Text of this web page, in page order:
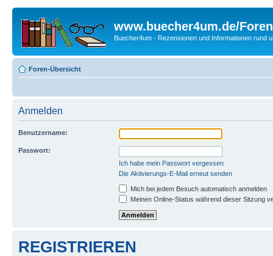
www.buecher4um.de/Foren
Buecher4um - Rezensionen und Informationen rund
Foren-Übersicht
Anmelden
Benutzername:
Passwort:
Ich habe mein Passwort vergessen
Die Aktivierungs-E-Mail erneut senden
Mich bei jedem Besuch automatisch anmelden
Meinen Online-Status während dieser Sitzung
REGISTRIEREN